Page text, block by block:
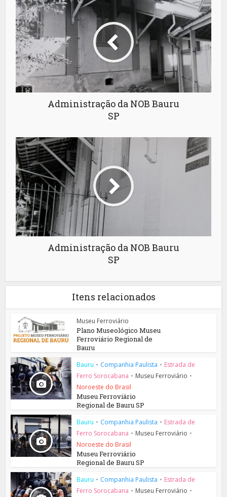
Administração da NOB Bauru
SP
Administração da NOB Bauru
SP
Itens relacionados
Museu Ferroviário
Plano Museológico Museu
Ferroviário Regional de
Bauru
Bauru • Companhia Paulista • Estrada de
Ferro Sorocabana • Museu Ferroviário •
Noroeste do Brasil
Museu Ferroviário
Regional de Bauru SP
Bauru • Companhia Paulista • Estrada de
Ferro Sorocabana • Museu Ferroviário •
Noroeste do Brasil
Museu Ferroviário
Regional de Bauru SP
Bauru • Companhia Paulista • Estrada de
Ferro Sorocabana • Museu Ferroviário •